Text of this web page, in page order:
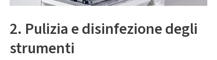
2. Pulizia e disinfezione degli
strumenti